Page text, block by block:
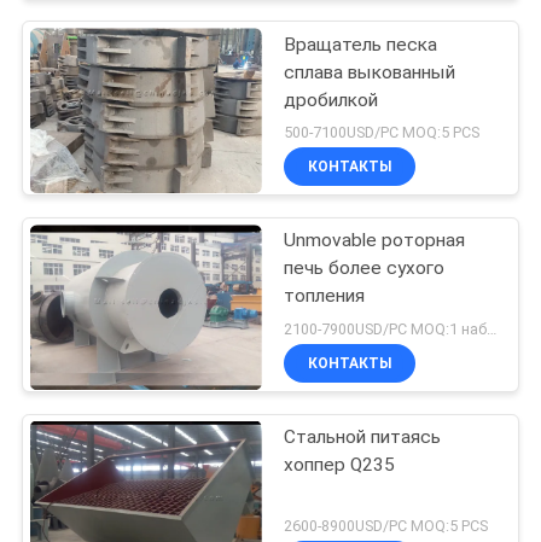
Вращатель песка
сплава выкованный
дробилкой
500-7100USD/PC MOQ:5 PCS
КОНТАКТЫ
Unmovable роторная
печь более сухого
топления
2100-7900USD/PC MOQ:1 набор
КОНТАКТЫ
Стальной питаясь
хоппер Q235
2600-8900USD/PC MOQ:5 PCS